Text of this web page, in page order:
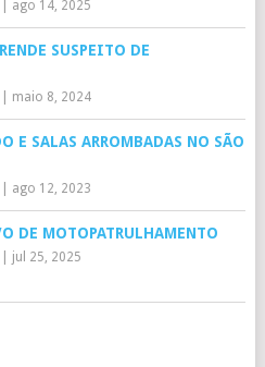
ago 14, 2025
SUSPEITO DE
maio 8, 2024
E SALAS ARROMBADAS NO SÃO
ago 12, 2023
DE MOTOPATRULHAMENTO
jul 25, 2025